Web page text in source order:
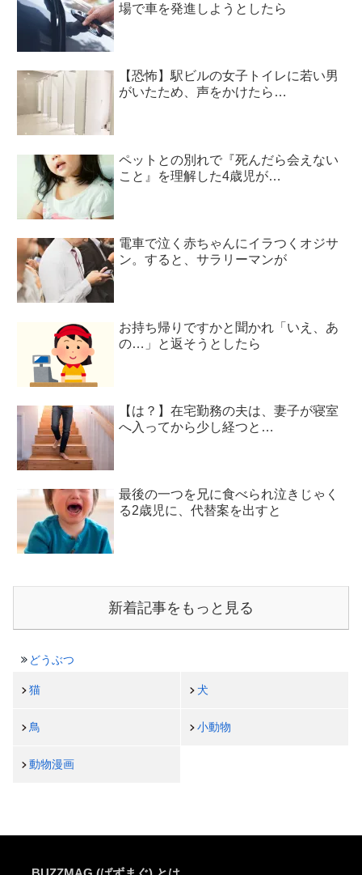
場で車を発進しようとしたら
【恐怖】駅ビルの女子トイレに若い男
がいたため、声をかけたら…
ペットとの別れで『死んだら会えない
こと』を理解した4歳児が…
電車で泣く赤ちゃんにイラつくオジサ
ン。すると、サラリーマンが
お持ち帰りですかと聞かれ「いえ、あ
の…」と返そうとしたら
【は？】在宅勤務の夫は、妻子が寝室
へ入ってから少し経つと…
最後の一つを兄に食べられ泣きじゃく
る2歳児に、代替案を出すと
新着記事をもっと見る
どうぶつ
猫 犬
鳥 小動物
動物漫画